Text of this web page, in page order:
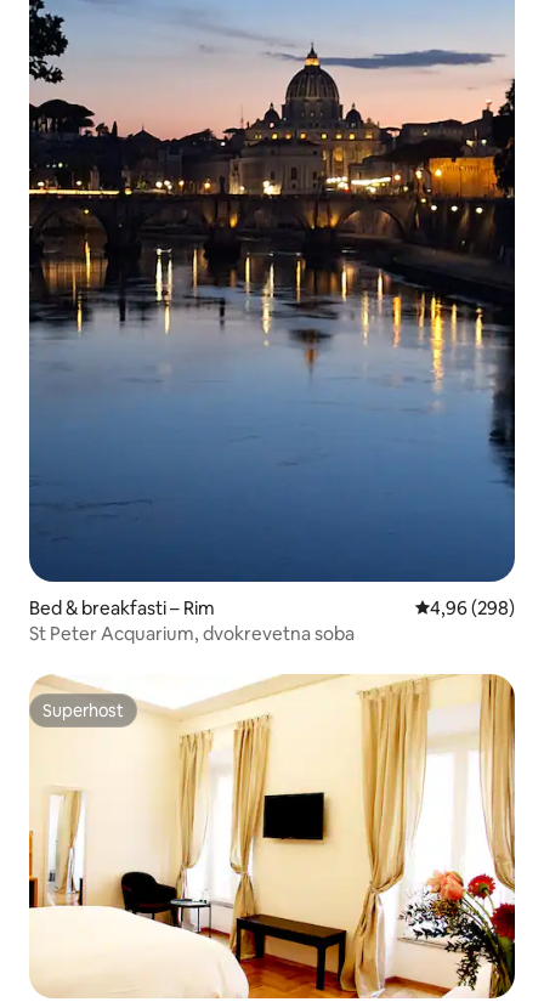
Bed & breakfasti – Rim Prosječna
4,96 (298)
St Peter Acquarium, dvokrevetna soba
Superhost
Superhost